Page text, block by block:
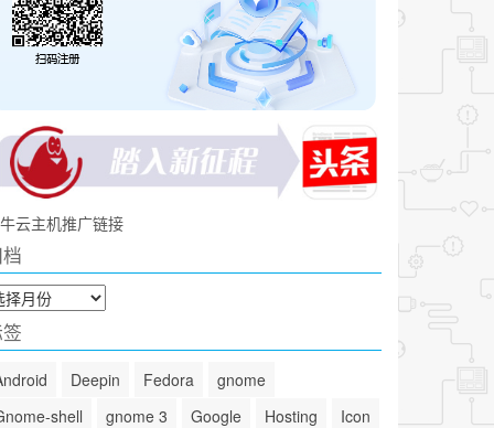
云主机推广链接
Deepin Fedora
gnome
shell
gnome 3 Google Hosting
Icon